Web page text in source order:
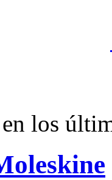
los